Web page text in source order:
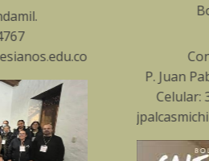
P. Juan Pablo Alcas, sdb.
Celular: 3134368614
jpalcasmichilot@gmail.com